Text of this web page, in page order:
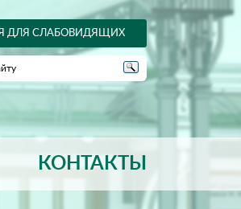
ДЛЯ СЛАБОВИДЯЩИХ
КОНТАКТЫ